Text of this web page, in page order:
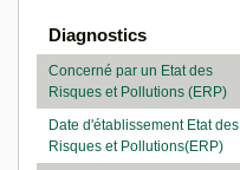
Diagnostics
Concerné par un Etat des
Risques et Pollutions (ERP)
Date d'établissement Etat des
Risques et Pollutions(ERP)